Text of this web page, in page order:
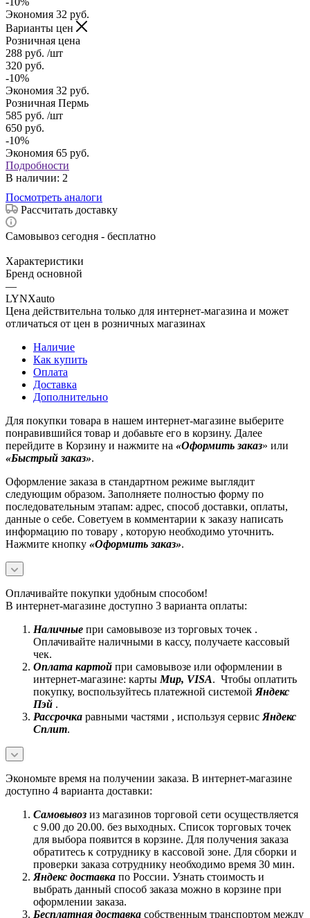
Экономия 32 руб.
Варианты цен
Розничная цена
288 руб. /шт
320 руб.
-10%
Экономия 32 руб.
Розничная Пермь
585 руб. /шт
650 руб.
-10%
Экономия 65 руб.
Подробности
В наличии: 2
Посмотреть аналоги
Рассчитать доставку
Самовывоз сегодня - бесплатно
Характеристики
Бренд основной
—
LYNXauto
Цена действительна только для интернет-магазина и может
отличаться от цен в розничных магазинах
Наличие
Как купить
Оплата
Доставка
Дополнительно
Для покупки товара в нашем интернет-магазине выберите
понравившийся товар и добавьте его в корзину. Далее
перейдите в Корзину и нажмите на «Оформить заказ» или
«Быстрый заказ».
Оформление заказа в стандартном режиме выглядит
следующим образом. Заполняете полностью форму по
последовательным этапам: адрес, способ доставки, оплаты,
данные о себе. Советуем в комментарии к заказу написать
информацию по товару , которую необходимо уточнить.
Нажмите кнопку «Оформить заказ».
Оплачивайте покупки удобным способом!
В интернет-магазине доступно 3 варианта оплаты:
Наличные при самовывозе из торговых точек .
Оплачивайте наличными в кассу, получаете кассовый
чек.
Оплата картой при самовывозе или оформлении в
интернет-магазине: карты Mир, VISA. Чтобы оплатить
покупку, воспользуйтесь платежной системой Яндекс
Пэй .
Рассрочка равными частями , используя сервис Яндекс
Сплит.
Экономьте время на получении заказа. В интернет-магазине
доступно 4 варианта доставки:
Самовывоз из магазинов торговой сети осуществляется
с 9.00 до 20.00. без выходных. Список торговых точек
для выбора появится в корзине. Для получения заказа
обратитесь к сотруднику в кассовой зоне. Для сборки и
проверки заказа сотруднику необходимо время 30 мин.
Яндекс доставка по России. Узнать стоимость и
выбрать данный способ заказа можно в корзине при
оформлении заказа.
Бесплатная доставка собственным транспортом между